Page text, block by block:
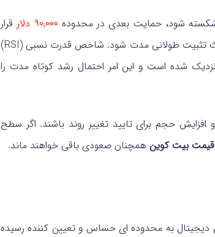
شود، حمایت بعدی در محدوده ۹۰,۰۰۰ دلار
قرار
تثبیت طولانی مدت شود.
شاخص قدرت نسبی (RSI)
شده است و این امر احتمال رشد کوتاه مدت را
افزایش حجم برای تایید تغییر روند باشند. اگر سطح
بیت کوین همچنان صعودی باقی خواهند ماند.
دیجیتال به محدوده ای حساس و تعیین کننده رسیده